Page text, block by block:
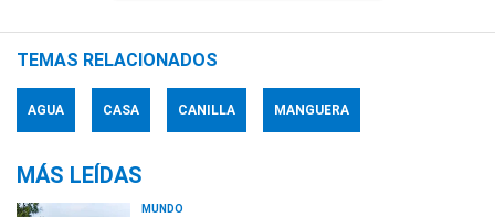
TEMAS RELACIONADOS
AGUA CASA CANILLA MANGUERA
MÁS LEÍDAS
MUNDO